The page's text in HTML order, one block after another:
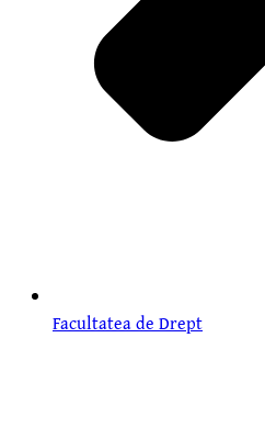
Facultatea de Drept